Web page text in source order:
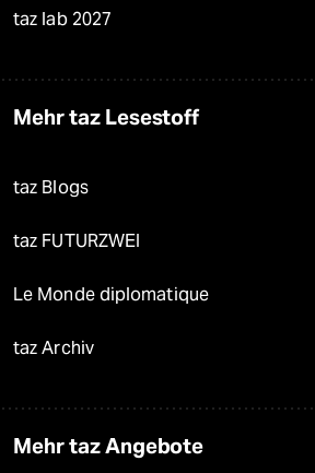
taz lab 2027
Mehr taz Lesestoff
taz Blogs
taz FUTURZWEI
Le Monde diplomatique
taz Archiv
Mehr taz Angebote